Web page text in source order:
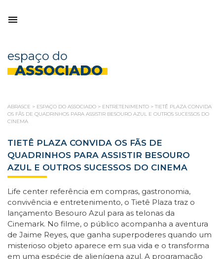
espaço do
ASSOCIADO
ABRASCE > ESPAÇO DO ASSOCIADO > ENTRETENIMENTO > TIETÊ PLAZA CONVIDA
OS FÃS DE QUADRINHOS PARA ASSISTIR BESOURO AZUL E OUTROS SUCESSOS DO
CINEMA
TIETÊ PLAZA CONVIDA OS FÃS DE
QUADRINHOS PARA ASSISTIR BESOURO
AZUL E OUTROS SUCESSOS DO CINEMA
Life center referência em compras, gastronomia,
convivência e entretenimento, o Tietê Plaza traz o
lançamento Besouro Azul para as telonas da
Cinemark. No filme, o público acompanha a aventura
de Jaime Reyes, que ganha superpoderes quando um
misterioso objeto aparece em sua vida e o transforma
em uma espécie de alienígena azul. A programação